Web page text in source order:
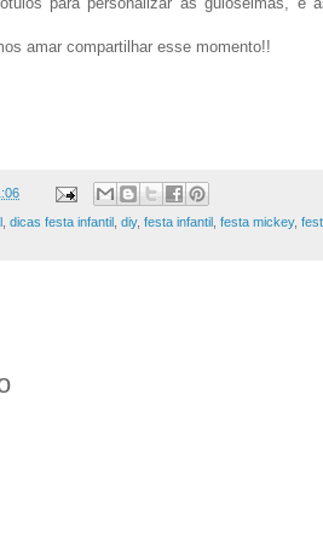
amar compartilhar esse momento!!
, dicas festa infantil , diy, festa infantil , festa mickey,